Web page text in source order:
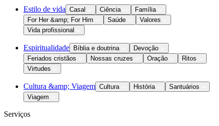
Estilo de vida Casal Ciência
Família
For Her &amp; For Him
Saúde
Valores
Vida profissional
Espiritualidade Bíblia e doutrina
Devoção
Feriados cristãos
Nossas cruzes Oração
Ritos
Virtudes
Cultura &amp; Viagem Cultura História
Santuários
Viagem
Serviços